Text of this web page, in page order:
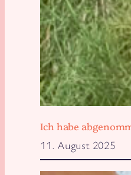
Ich habe
11. August 2025